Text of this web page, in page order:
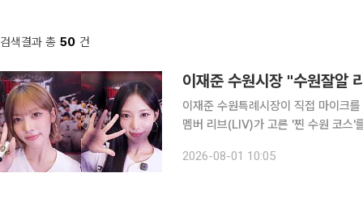
검색결과 총 50 건
이재준 수원시장 "수원잘알
이재준 수원특례시장이 직접 마이크
멤버 리브(LIV)가 고른 '찐 수원 코
면, 이 시장은 "요즘 대세 리센느가 수
2026-08-01 10:05